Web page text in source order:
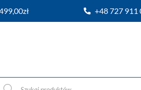
+48 727 911